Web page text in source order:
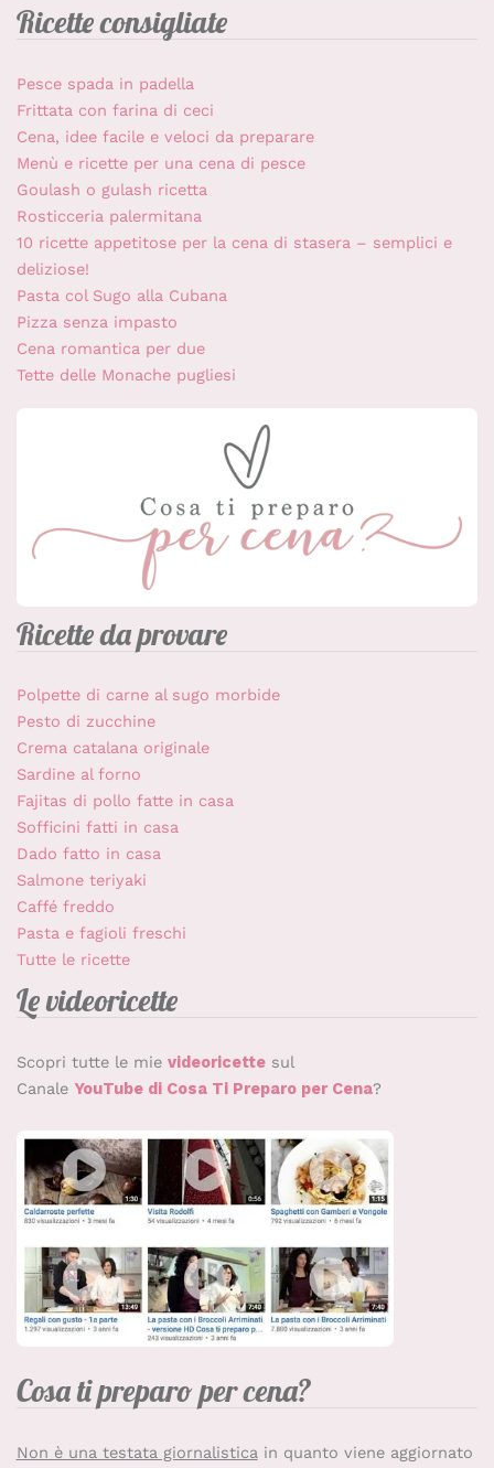
Ricette consigliate
Pesce spada in padella
Frittata con farina di ceci
Cena, idee facile e veloci da preparare
Menù e ricette per una cena di pesce
Goulash o gulash ricetta
Rosticceria palermitana
10 ricette appetitose per la cena di stasera – semplici e
deliziose!
Pasta col Sugo alla Cubana
Pizza senza impasto
Cena romantica per due
Tette delle Monache pugliesi
Ricette da provare
Polpette di carne al sugo morbide
Pesto di zucchine
Crema catalana originale
Sardine al forno
Fajitas di pollo fatte in casa
Sofficini fatti in casa
Dado fatto in casa
Salmone teriyaki
Caffé freddo
Pasta e fagioli freschi
Tutte le ricette
Le videoricette
Scopri tutte le mie videoricettesul
Canale YouTube di Cosa Ti Preparo per Cena?
Cosa ti preparo per cena?
Non è una testata giornalisticain quanto viene aggiornato